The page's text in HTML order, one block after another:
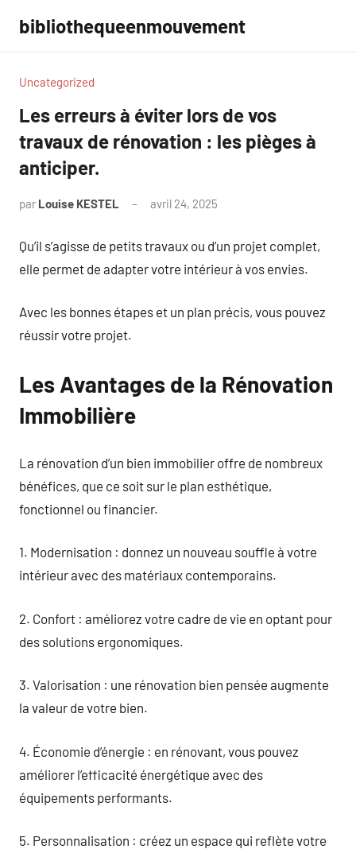
contenu
bibliothequeenmouvement
Uncategorized
Les erreurs à éviter lors de vos
travaux de rénovation : les pièges à
anticiper.
par Louise KESTEL avril 24, 2025
Qu’il s’agisse de petits travaux ou d’un projet complet,
elle permet de adapter votre intérieur à vos envies.
Avec les bonnes étapes et un plan précis, vous pouvez
réussir votre projet.
Les Avantages de la Rénovation
Immobilière
La rénovation d’un bien immobilier offre de nombreux
bénéfices, que ce soit sur le plan esthétique,
fonctionnel ou financier.
1. Modernisation : donnez un nouveau souffle à votre
intérieur avec des matériaux contemporains.
2. Confort : améliorez votre cadre de vie en optant pour
des solutions ergonomiques.
3. Valorisation : une rénovation bien pensée augmente
la valeur de votre bien.
4. Économie d’énergie : en rénovant, vous pouvez
améliorer l’efficacité énergétique avec des
équipements performants.
5. Personnalisation : créez un espace qui reflète votre